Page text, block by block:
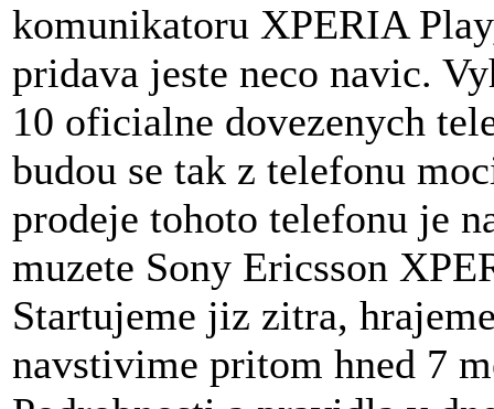
komunikatoru XPERIA
pridava jeste neco navic.
10 oficialne dovezenych
budou se tak z telefonu
prodeje tohoto telefonu je
muzete Sony Ericsson
Startujeme jiz zitra,
navstivime pritom hned 7